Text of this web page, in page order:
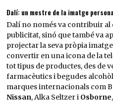
Dalí: un mestre de la imatge
Dalí no només va contribuir al
publicitat, sinó que també va
projectar la seva pròpia
convertir en una icona de la
tot tipus de productes, des de
farmacèutics i begudes
marques internacionals com
Nissan, Alka Seltzer i Osborne